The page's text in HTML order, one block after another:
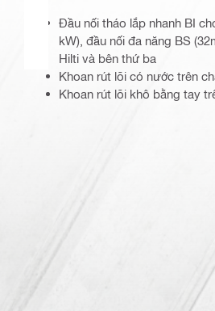
Đầu nối tháo lắp nhanh BI
kW), đầu nối đa năng BS
Hilti và bên thứ ba
Khoan rút lõi có nước trên
Khoan rút lõi khô bằng tay